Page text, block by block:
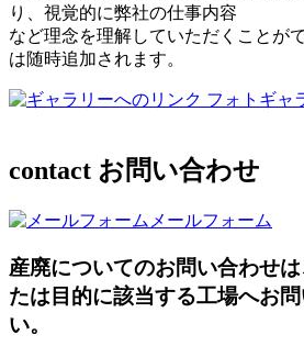
り、視覚的に弊社の仕事内容
など理念を理解していただくことが
は随時追加されます。
フォトギャ
contact お問い合わせ
メールフォーム
産廃についてのお問い合わせ
たは目的に該当する工場へお
い。